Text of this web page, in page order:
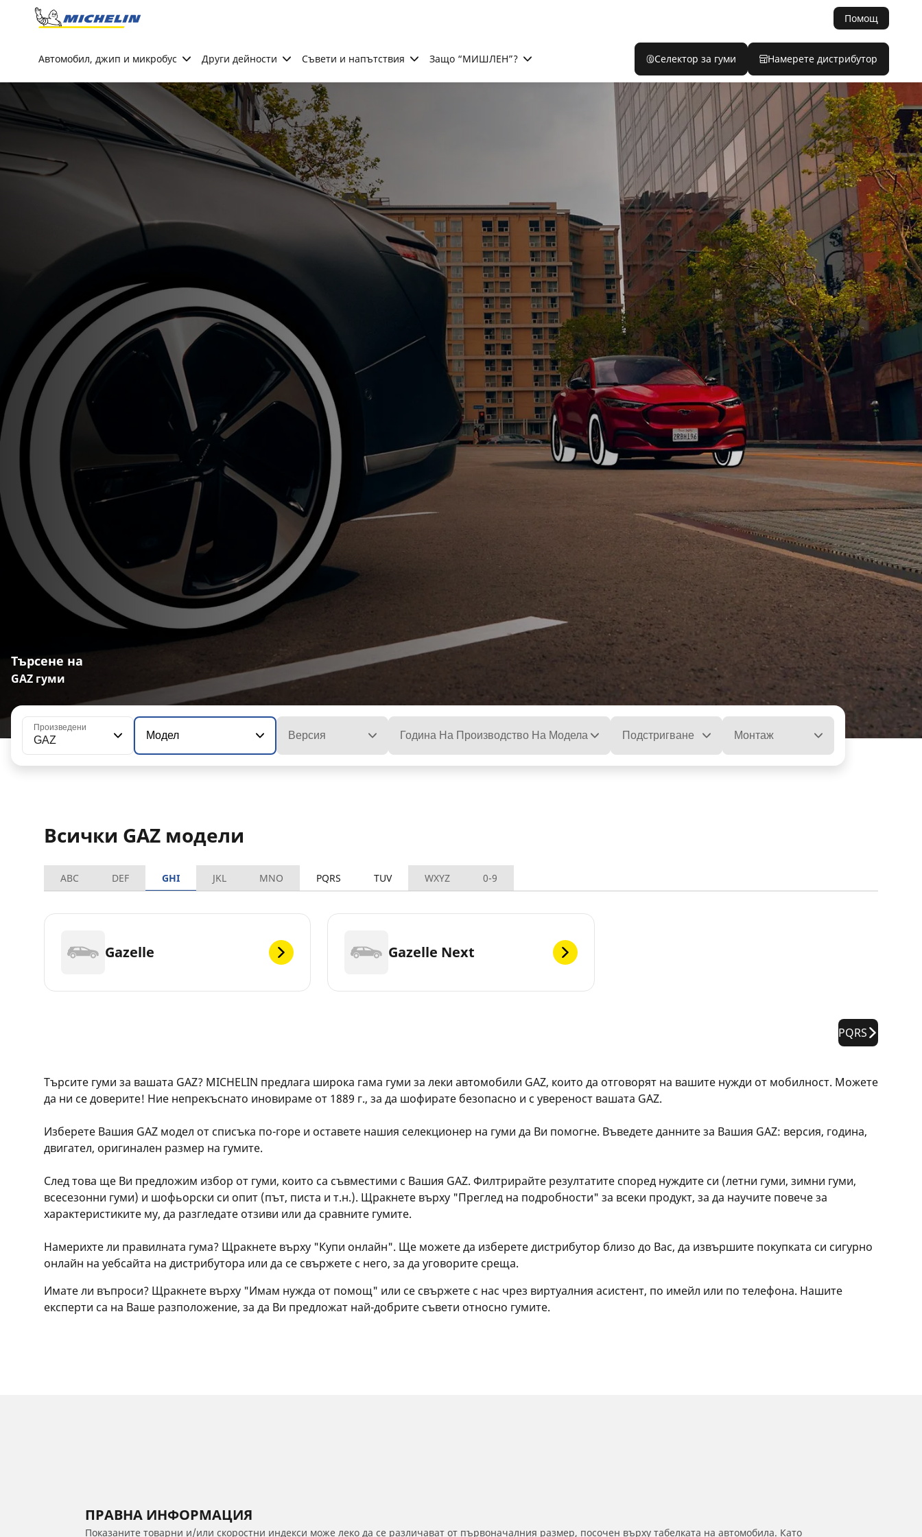
Go to page content
Помощ
Автомобил, джип и микробус Други дейности Съвети и напътствия Защо “МИШЛЕН”? Селектор за гуми Намерете дистрибутор
Търсене на
GAZ гуми
Произведени
GAZ Модел Версия Година На Производство На Модела Подстригване Монтаж
Всички GAZ модели
ABC DEF GHI JKL MNO PQRS TUV WXYZ 0-9
Gazelle Gazelle Next
PQRS
Търсите гуми за вашата GAZ? MICHELIN предлага широка гама гуми за леки автомобили GAZ, които да отговорят на вашите нужди от мобилност. Можете
да ни се доверите! Ние непрекъснато иновираме от 1889 г., за да шофирате безопасно и с увереност вашата GAZ.
Изберете Вашия GAZ модел от списъка по-горе и оставете нашия селекционер на гуми да Ви помогне. Въведете данните за Вашия GAZ: версия, година,
двигател, оригинален размер на гумите.
След това ще Ви предложим избор от гуми, които са съвместими с Вашия GAZ. Филтрирайте резултатите според нуждите си (летни гуми, зимни гуми,
всесезонни гуми) и шофьорски си опит (път, писта и т.н.). Щракнете върху "Преглед на подробности" за всеки продукт, за да научите повече за
характеристиките му, да разгледате отзиви или да сравните гумите.
Намерихте ли правилната гума? Щракнете върху "Купи онлайн". Ще можете да изберете дистрибутор близо до Вас, да извършите покупката си сигурно
онлайн на уебсайта на дистрибутора или да се свържете с него, за да уговорите среща.
Имате ли въпроси? Щракнете върху "Имам нужда от помощ" или се свържете с нас чрез виртуалния асистент, по имейл или по телефона. Нашите
експерти са на Ваше разположение, за да Ви предложат най-добрите съвети относно гумите.
ПРАВНА ИНФОРМАЦИЯ
Показаните товарни и/или скоростни индекси може леко да се различават от първоначалния размер, посочен върху табелката на автомобила. Като